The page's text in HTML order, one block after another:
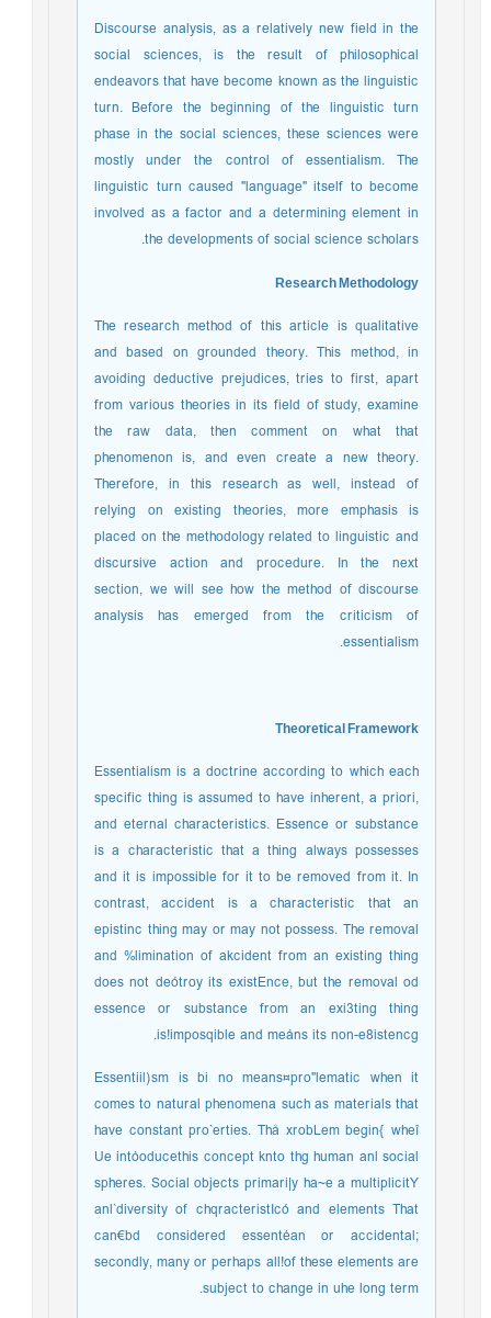
Discourse analysis, as a relatively new field in the
social sciences, is the result of philosophical
endeavors that have become known as the linguistic
turn. Before the beginning of the linguistic turn
phase in the social sciences, these sciences were
mostly under the control of essentialism. The
linguistic turn caused "language" itself to become
involved as a factor and a determining element in
the developments of social science scholars.
Research Methodology
The research method of this article is qualitative
and based on grounded theory. This method, in
avoiding deductive prejudices, tries to first, apart
from various theories in its field of study, examine
the raw data, then comment on what that
phenomenon is, and even create a new theory.
Therefore, in this research as well, instead of
relying on existing theories, more emphasis is
placed on the methodology related to linguistic and
discursive action and procedure. In the next
section, we will see how the method of discourse
analysis has emerged from the criticism of
essentialism.
Theoretical Framework
Essentialism is a doctrine according to which each
specific thing is assumed to have inherent, a priori,
and eternal characteristics. Essence or substance
is a characteristic that a thing always possesses
and it is impossible for it to be removed from it. In
contrast, accident is a characteristic that an
epistinc thing may or may not possess. The removal
and %limination of akcident from an existing thing
does not deótroy its existEnce, but the removal od
essence or substance from an exi3ting thing
is!imposqible and meáns its non-e8istencg.
Essentiil)sm is bi no means¤pro"lematic when it
comes to natural phenomena such as materials that
have constant pro`erties. Thå xrobLem begin{ wheî
Ue intòoducethis concept knto thg human anl social
spheres. Social objects primari|y ha~e a multiplicitY
anl`diversity of chqracteristIcó and elements That
can€bd considered essentéan or accidental;
secondly, many or perhaps all!of these elements are
subject to change in uhe long term.